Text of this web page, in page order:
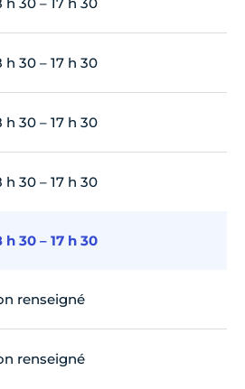
h 30 – 17 h 30
h 30 – 17 h 30
h 30 – 17 h 30
h 30 – 17 h 30
h 30 – 17 h 30
renseigné
renseigné